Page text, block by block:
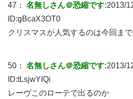
47： 名無しさん＠恐縮です:2013/
ID:gBcaX3OT0
クリスマスが人気するのは今回ま
50： 名無しさん＠恐縮です:2013/
ID:tLsjwYIQi
レーヴこのローテで出るのか